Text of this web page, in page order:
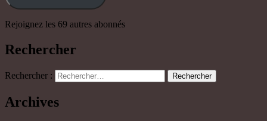
Rejoignez les 69 autres abonnés
Rechercher
Rechercher :
Archives